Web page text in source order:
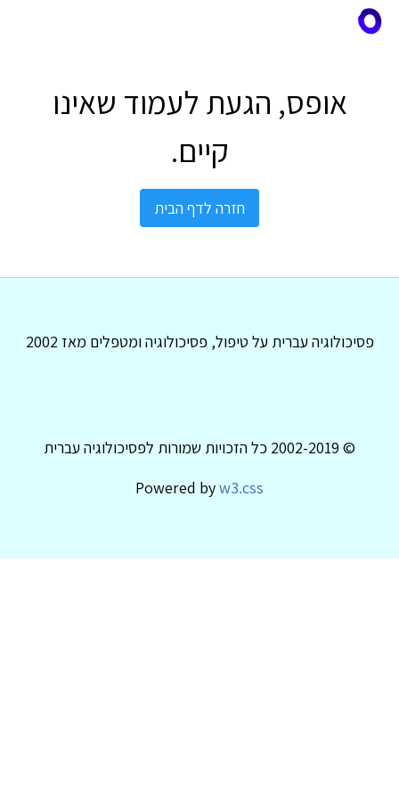
אופס, הגעת לעמוד שאינו
קיים.
חזרה לדף הבית
פסיכולוגיה עברית על טיפול, פסיכולוגיה ומטפלים מאז 2002
© 2002-2019 כל הזכויות שמורות לפסיכולוגיה עברית
Powered byw3.css